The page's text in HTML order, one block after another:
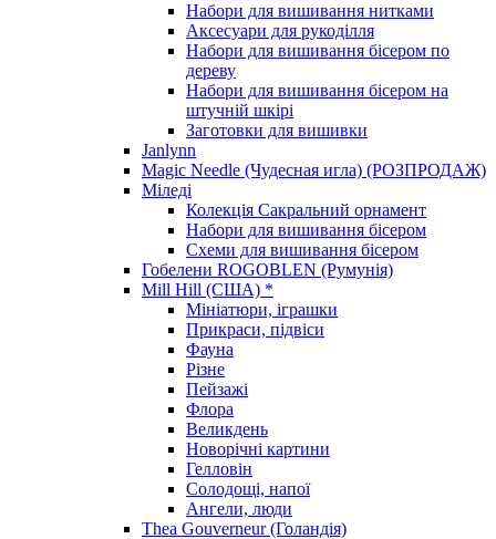
Набори для вишивання нитками
Аксесуари для рукоділля
Набори для вишивання бісером по
дереву
Набори для вишивання бісером на
штучній шкірі
Заготовки для вишивки
Janlynn
Magic Needle (Чудесная игла) (РОЗПРОДАЖ)
Міледі
Колекція Сакральний орнамент
Набори для вишивання бісером
Схеми для вишивання бісером
Гобелени ROGOBLEN (Румунія)
Mill Hill (США) *
Мініатюри, іграшки
Прикраси, підвіси
Фауна
Різне
Пейзажі
Флора
Великдень
Новорічні картини
Гелловін
Солодощі, напої
Ангели, люди
Thea Gouverneur (Голандія)